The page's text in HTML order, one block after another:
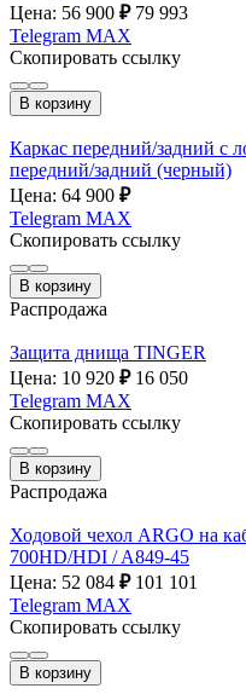
Цена: 56 900 ₽ 79 993
Telegram MAX
Скопировать ссылку
В корзину
Каркас передний/задний с
передний/задний (черный)
Цена: 64 900 ₽
Telegram MAX
Скопировать ссылку
В корзину
Распродажа
Защита днища TINGER
Цена: 10 920 ₽ 16 050
Telegram MAX
Скопировать ссылку
В корзину
Распродажа
Ходовой чехол ARGO на
700HD/HDI / A849-45
Цена: 52 084 ₽ 101 101
Telegram MAX
Скопировать ссылку
В корзину